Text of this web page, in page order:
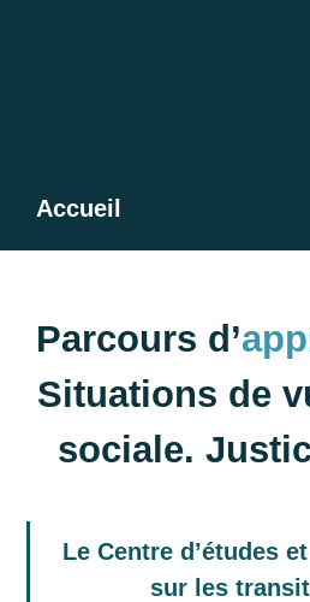
Accueil
Parcours d’
Situations de
sociale.
Le Centre d’études
sur les